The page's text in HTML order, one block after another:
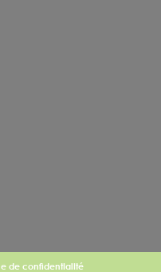
de confidentialité